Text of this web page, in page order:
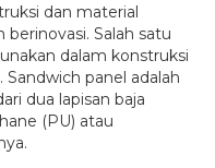
dan material
Salah satu
dalam konstruksi
panel adalah
dua lapisan baja
(PU) atau